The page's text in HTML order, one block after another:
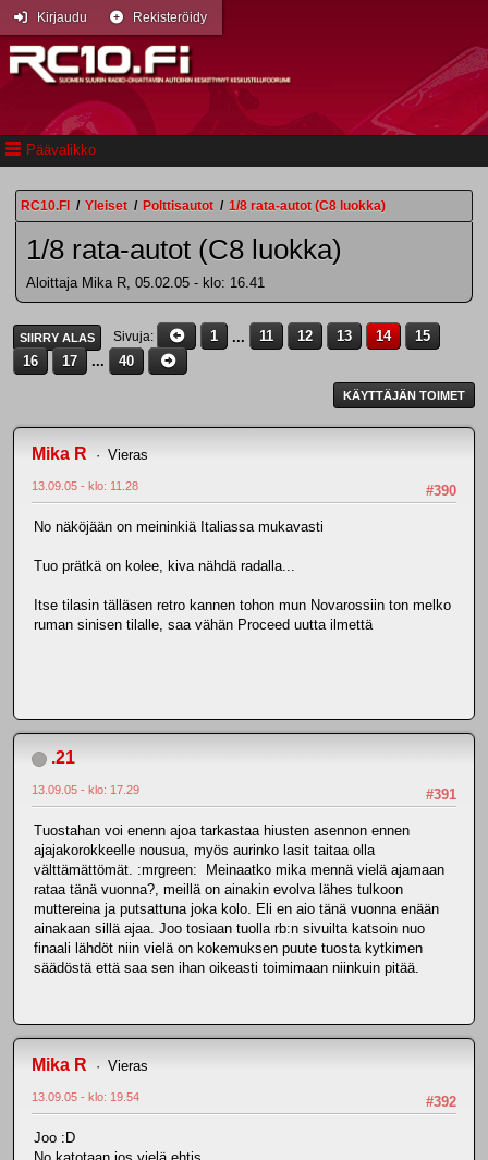
Päävalikko
Kirjaudu Rekisteröidy
RC10.FI / Yleiset / Polttisautot / 1/8 rata-autot (C8 luokka)
1/8 rata-autot (C8 luokka)
Aloittaja Mika R, 05.02.05 - klo: 16.41
SIIRRY ALAS Sivuja 1 ... 11 12 13 14
15
16
17 ... 40
KÄYTTÄJÄN TOIMET
Mika R Vieras
#390
13.09.05 - klo: 11.28
No näköjään on meininkiä Italiassa mukavasti
Tuo prätkä on kolee, kiva nähdä radalla...
Itse tilasin tälläsen retro kannen tohon mun Novarossiin ton melko
ruman sinisen tilalle, saa vähän Proceed uutta ilmettä
.21
#391
13.09.05 - klo: 17.29
Tuostahan voi enenn ajoa tarkastaa hiusten asennon ennen
ajajakorokkeelle nousua, myös aurinko lasit taitaa olla
välttämättömät. :mrgreen: Meinaatko mika mennä vielä ajamaan
rataa tänä vuonna?, meillä on ainakin evolva lähes tulkoon
muttereina ja putsattuna joka kolo. Eli en aio tänä vuonna enään
ainakaan sillä ajaa. Joo tosiaan tuolla rb:n sivuilta katsoin nuo
finaali lähdöt niin vielä on kokemuksen puute tuosta kytkimen
säädöstä että saa sen ihan oikeasti toimimaan niinkuin pitää.
Mika R Vieras
#392
13.09.05 - klo: 19.54
Joo :D